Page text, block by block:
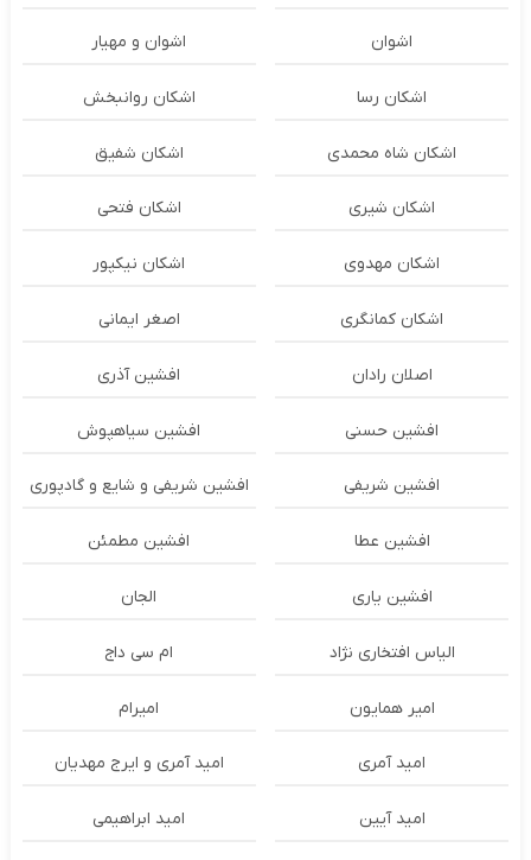
اشوان اشوان و مهیار
اشکان رسا اشکان روانبخش
اشکان شاه محمدی اشکان شفیق
اشکان شیری اشکان فتحی
اشکان مهدوی اشکان نیکپور
اشکان‌ کمانگری اصغر ایمانی
اصلان رادان افشین آذری
افشین حسنی افشین سیاهپوش
افشین شریفی افشین شریفی و شایع و گادپوری
افشین عطا افشین مطمئن
افشین یاری الجان
الیاس افتخاری نژاد ام سی داج
امير همايون اميرام
امید آمری امید آمری و ایرج مهدیان
امید آیین امید ابراهیمی